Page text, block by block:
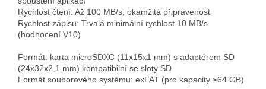
Rychlost čtení: Až 100 MB/s, okamžitá připravenost
Rychlost zápisu: Trvalá minimální rychlost 10 MB/s
(hodnocení V10)
Formát: karta microSDXC (11x15x1 mm) s adaptérem SD
(24x32x2,1 mm) kompatibilní se sloty SD
Formát souborového systému: exFAT (pro kapacity ≥64 GB)